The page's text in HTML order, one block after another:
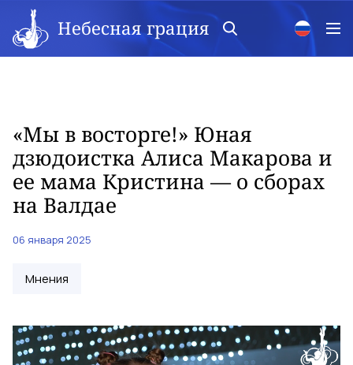
Небесная грация
«Мы в восторге!» Юная
дзюдоистка Алиса Макарова и
ее мама Кристина — о сборах
на Валдае
06 января 2025
Мнения